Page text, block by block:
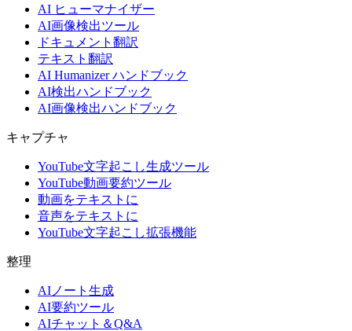
AI ヒューマナイザー
AI画像検出ツール
ドキュメント翻訳
テキスト翻訳
AI Humanizer ハンドブック
AI検出ハンドブック
AI画像検出ハンドブック
キャプチャ
YouTube文字起こし生成ツール
YouTube動画要約ツール
動画をテキストに
音声をテキストに
YouTube文字起こし拡張機能
整理
AIノート生成
AI要約ツール
AIチャット＆Q&A